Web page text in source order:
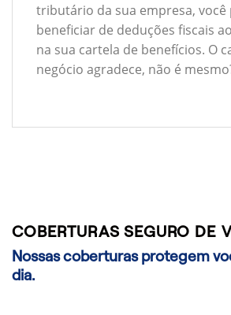
tributário da sua empresa, você
beneficiar de deduções fiscais
na sua cartela de benefícios. O
negócio agradece, não é
COBERTURAS SEGURO DE
Nossas coberturas protegem
dia.